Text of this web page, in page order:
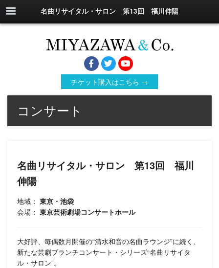
名曲リサイタル・サロン 第13回 福川伸陽
チケット購入はこちら →
コンサート
名曲リサイタル・サロン 第13回 福川
伸陽
地域： 東京・池袋
会場： 東京芸術劇場コンサートホール
大好評、毎偶数月開催の“清水和音の名曲ラウンジ”に続く、
新たな芸劇ブランチコンサート・シリーズ“名曲リサイタ
ル・サロン”。